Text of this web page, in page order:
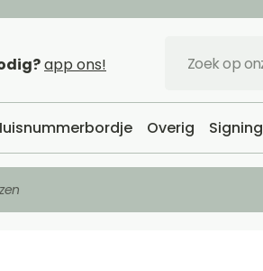
app ons!
Overig Signing